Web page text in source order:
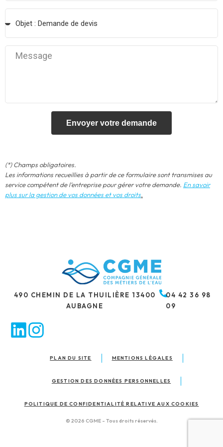
490 CHEMIN DE LA THUILIÈRE 13400
AUBAGNE
04 42 36 98 09
Envoyer votre demande
(*) Champs obligatoires.
Les informations recueillies à partir de ce formulaire sont transmises au
service compétent de l’entreprise pour gérer votre demande. En savoir
plus sur la gestion de vos données et vos droits.
490 CHEMIN DE LA THUILIÈRE 13400
AUBAGNE
04 42 36 98
09
PLAN DU SITE MENTIONS LÉGALES
GESTION DES DONNÉES PERSONNELLES
POLITIQUE DE CONFIDENTIALITÉ RELATIVE AUX COOKIES
© 2026 CGME – Tous droits réservés.